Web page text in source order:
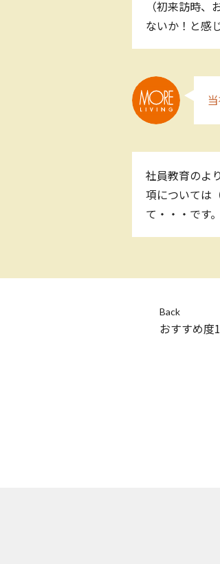
（初来訪時
ないか！と感
社員教育のよ
項については
て・・・です。
Back
おすすめ度